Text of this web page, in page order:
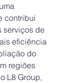
contribui
serviços de
eficiência
do
regiões
L8 Group,